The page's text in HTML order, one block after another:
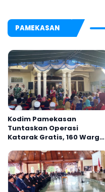
PAMEKASAN
Kodim Pamekasan
Tuntaskan Operasi
Katarak Gratis, 160 Warga
Jelas